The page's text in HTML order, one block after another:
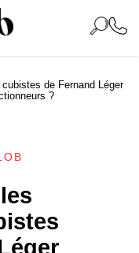
de Fernand Léger
?